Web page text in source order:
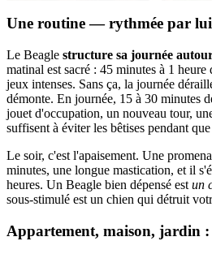
Une routine — rythmée par
Le Beagle structure sa journée
matinal est sacré : 45 minutes à 1
jeux intenses. Sans ça, la journée
démonte. En journée, 15 à 30 minutes
jouet d'occupation, un nouveau tour,
suffisent à éviter les bêtises pendant
Le soir, c'est l'apaisement. Une
minutes, une longue mastication, et il
heures. Un Beagle bien dépensé est un
sous-stimulé est un chien qui détruit
Appartement, maison, jardin :